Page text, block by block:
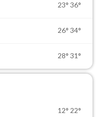
23° 36°
26° 34°
28° 31°
12° 22°